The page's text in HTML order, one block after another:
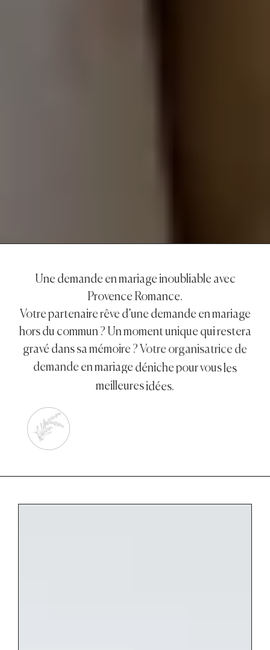
Une demande enmariageinoubliable avec
Provence Romance.
Votrepartenairerêve d’une demande enmariage
horsdu commun ? Unmomentunique quirestera
gravé danssamémoire ?Votre organisatrice de
demande enmariage dénichepourvousles
meilleuresidées.